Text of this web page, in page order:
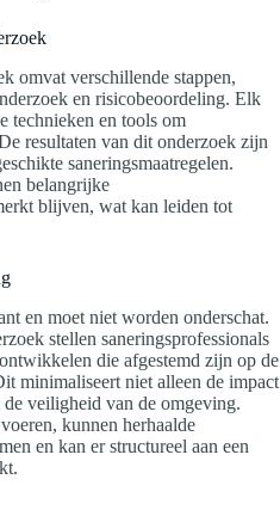
omvat verschillende stappen,
en risicobeoordeling. Elk
technieken en tools om
resultaten van dit onderzoek zijn
saneringsmaatregelen.
belangrijke
blijven, wat kan leiden tot
en moet niet worden onderschat.
stellen saneringsprofessionals
die afgestemd zijn op de
minimaliseert niet alleen de impact
veiligheid van de omgeving.
kunnen herhaalde
en kan er structureel aan een